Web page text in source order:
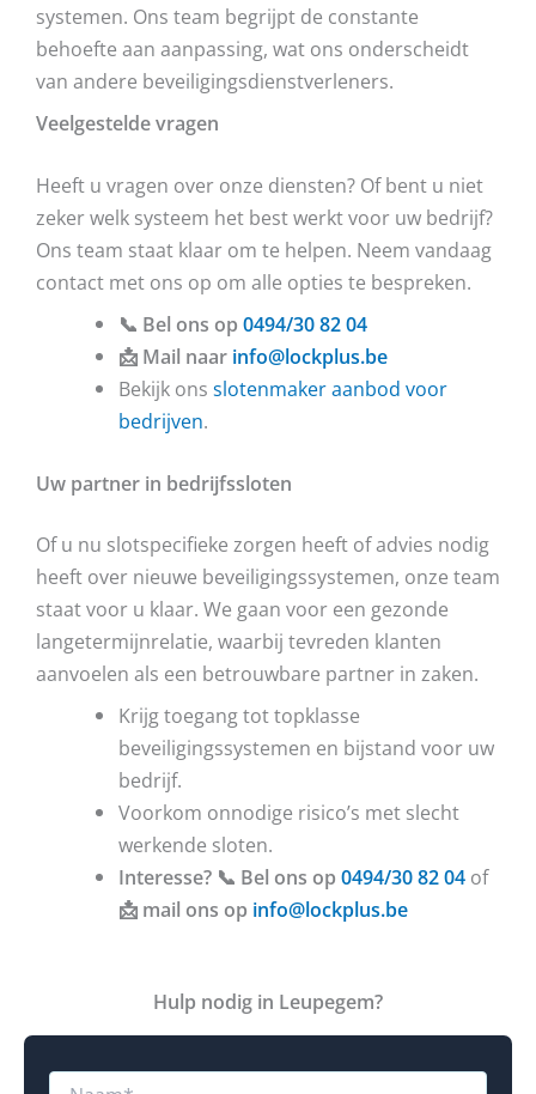
systemen. Ons team begrijpt de constante
behoefte aan aanpassing, wat ons onderscheidt
van andere beveiligingsdienstverleners.
Veelgestelde vragen
Heeft u vragen over onze diensten? Of bent u niet
zeker welk systeem het best werkt voor uw bedrijf?
Ons team staat klaar om te helpen. Neem vandaag
contact met ons op om alle opties te bespreken.
📞 Bel ons op0494/30 82 04
📩 Mail naar info@lockplus.be
Bekijk onsslotenmaker aanbod voor
bedrijven.
Uw partner in bedrijfssloten
Of u nu slotspecifieke zorgen heeft of advies nodig
heeft over nieuwe beveiligingssystemen, onze team
staat voor u klaar. We gaan voor een gezonde
langetermijnrelatie, waarbij tevreden klanten
aanvoelen als een betrouwbare partner in zaken.
Krijg toegang tot topklasse
beveiligingssystemen en bijstand voor uw
bedrijf.
Voorkom onnodige risico’s met slecht
werkende sloten.
Interesse? 📞 Bel ons op0494/30 82 04 of
📩 mail ons op info@lockplus.be
Hulp nodig in Leupegem?
N